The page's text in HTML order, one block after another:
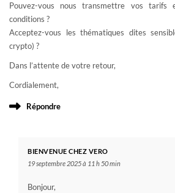
Pouvez-vous nous transmettre vos
conditions ?
Acceptez-vous les thématiques dites
crypto) ?
Dans l’attente de votre retour,
Cordialement,
Répondre
BIENVENUE CHEZ VERO
19 septembre 2025 à 11 h 50 min
Bonjour,